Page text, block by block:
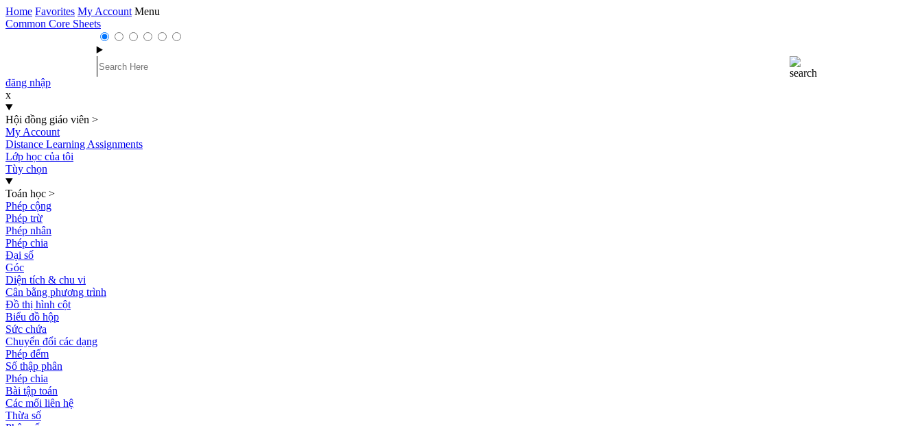
Home Favorites My Account Menu
Common Core Sheets
đăng nhập
x
Hội đồng giáo viên >
My Account
Distance Learning Assignments
Lớp học của tôi
Tùy chọn
Toán học >
Phép cộng
Phép trừ
Phép nhân
Phép chia
Đại số
Góc
Diện tích & chu vi
Cân bằng phương trình
Đồ thị hình cột
Biểu đồ hộp
Sức chứa
Chuyển đổi các dạng
Phép đếm
Số thập phân
Phép chia
Bài tập toán
Các mối liên hệ
Thừa số